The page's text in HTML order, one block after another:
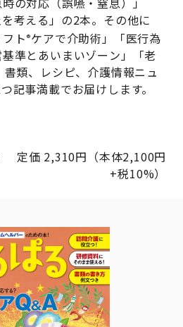
考える」の2本。その他に
ト®ケアで介助術」「医行為
準とあいまいゾーン」「老
類、レシピ、介護情報ニュ
記事満載でお届けします。
定価 2,310円（本体2,100円
+税10%）